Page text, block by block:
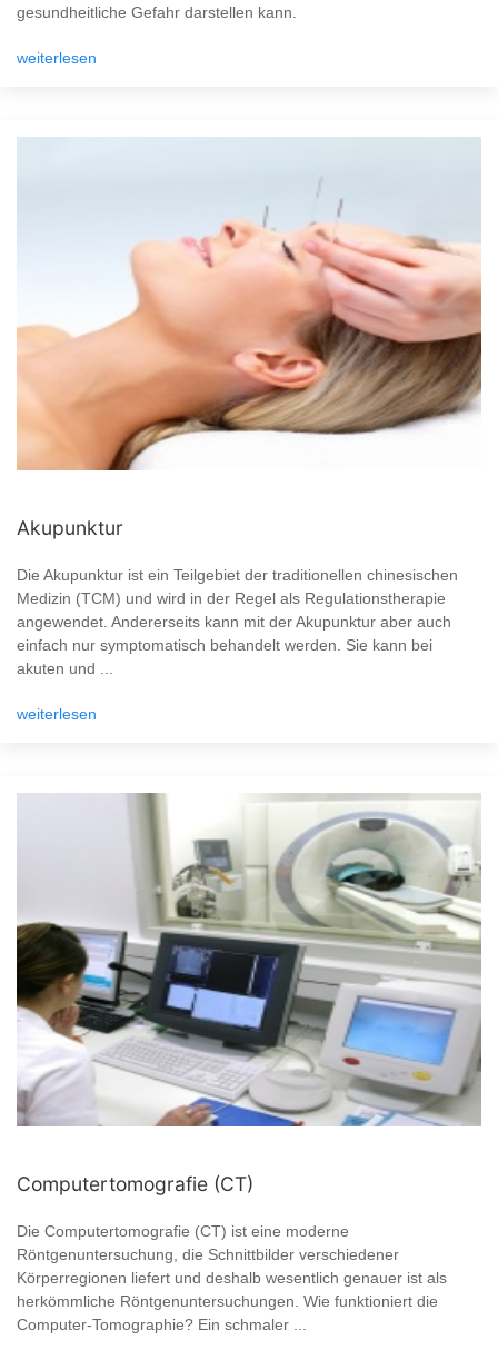
gesundheitliche Gefahr darstellen kann.
weiterlesen
Akupunktur
Die Akupunktur ist ein Teilgebiet der traditionellen chinesischen
Medizin (TCM) und wird in der Regel als Regulationstherapie
angewendet. Andererseits kann mit der Akupunktur aber auch
einfach nur symptomatisch behandelt werden. Sie kann bei
akuten und ...
weiterlesen
Computertomografie (CT)
Die Computertomografie (CT) ist eine moderne
Röntgenuntersuchung, die Schnittbilder verschiedener
Körperregionen liefert und deshalb wesentlich genauer ist als
herkömmliche Röntgenuntersuchungen. Wie funktioniert die
Computer-Tomographie? Ein schmaler ...